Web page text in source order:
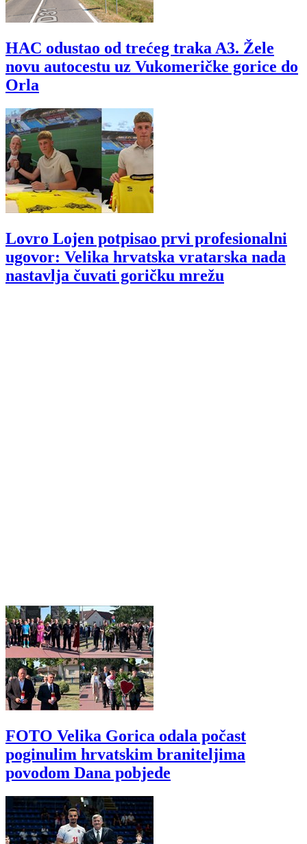
HAC odustao od trećeg traka A3. Žele
novu autocestu uz Vukomeričke gorice do
Orla
Lovro Lojen potpisao prvi profesionalni
ugovor: Velika hrvatska vratarska nada
nastavlja čuvati goričku mrežu
FOTO Velika Gorica odala počast
poginulim hrvatskim braniteljima
povodom Dana pobjede